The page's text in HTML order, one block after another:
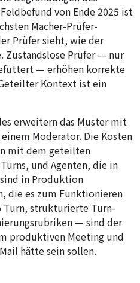
von Ende 2025 ist
Macher-Prüfer-
Prüfer sieht, wie der
Zustandslose Prüfer — nur
— erhöhen korrekte
Kontext ist ein
erweitern das Muster mit
Moderator. Die Kosten
mit dem geteilten
und Agenten, die in
in Produktion
die es zum Funktionieren
strukturierte Turn-
— sind der
produktiven Meeting und
hätte sein sollen.